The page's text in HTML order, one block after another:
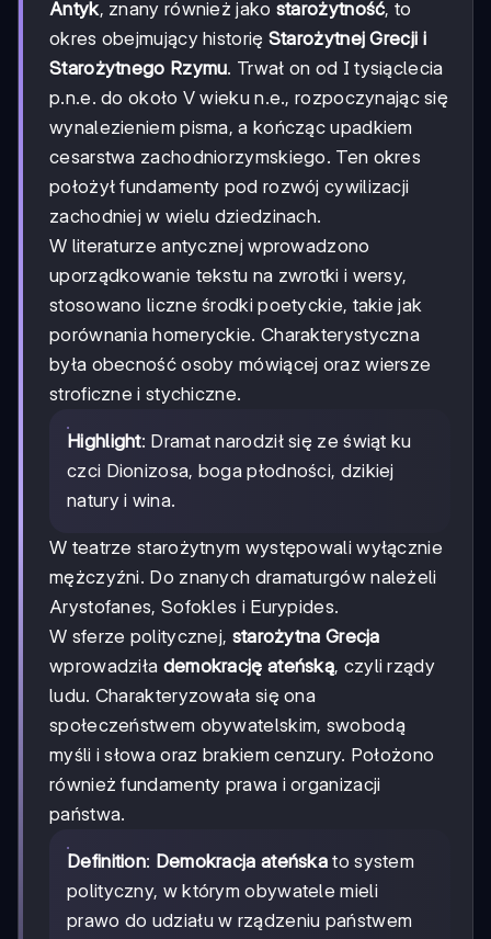
Antyk, znany również jako starożytność, to
okres obejmujący historię Starożytnej Grecji i
Starożytnego Rzymu. Trwał on od I tysiąclecia
p.n.e. do około V wieku n.e., rozpoczynając się
wynalezieniem pisma, a kończąc upadkiem
cesarstwa zachodniorzymskiego. Ten okres
położył fundamenty pod rozwój cywilizacji
zachodniej w wielu dziedzinach.
W literaturze antycznej wprowadzono
uporządkowanie tekstu na zwrotki i wersy,
stosowano liczne środki poetyckie, takie jak
porównania homeryckie. Charakterystyczna
była obecność osoby mówiącej oraz wiersze
stroficzne i stychiczne.
Highlight: Dramat narodził się ze świąt ku
czci Dionizosa, boga płodności, dzikiej
natury i wina.
W teatrze starożytnym występowali wyłącznie
mężczyźni. Do znanych dramaturgów należeli
Arystofanes, Sofokles i Eurypides.
W sferze politycznej, starożytna Grecja
wprowadziła demokrację ateńską, czyli rządy
ludu. Charakteryzowała się ona
społeczeństwem obywatelskim, swobodą
myśli i słowa oraz brakiem cenzury. Położono
również fundamenty prawa i organizacji
państwa.
Definition: Demokracja ateńska to system
polityczny, w którym obywatele mieli
prawo do udziału w rządzeniu państwem